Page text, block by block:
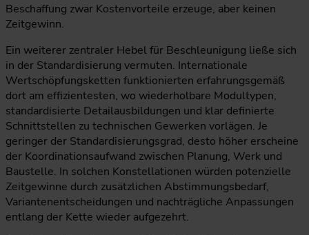
Beschaffung zwar Kostenvorteile erzeuge, aber keinen
Zeitgewinn.
Ein weiterer zentraler Hebel für Beschleunigung ließe sich
in der Standardisierung vermuten. Internationale
Wertschöpfungsketten funktionierten erfahrungsgemäß
dort am effizientesten, wo wiederholbare Modultypen,
standardisierte Detailausbildungen und klar definierte
Schnittstellen zu technischen Gewerken vorlägen. Je
geringer der Standardisierungsgrad, desto höher erscheine
der Koordinationsaufwand zwischen Planung, Werk und
Baustelle. In solchen Konstellationen würden potenzielle
Zeitgewinne durch zusätzlichen Abstimmungsbedarf,
Variantenentscheidungen und nachträgliche Anpassungen
entlang der Kette wieder aufgezehrt.